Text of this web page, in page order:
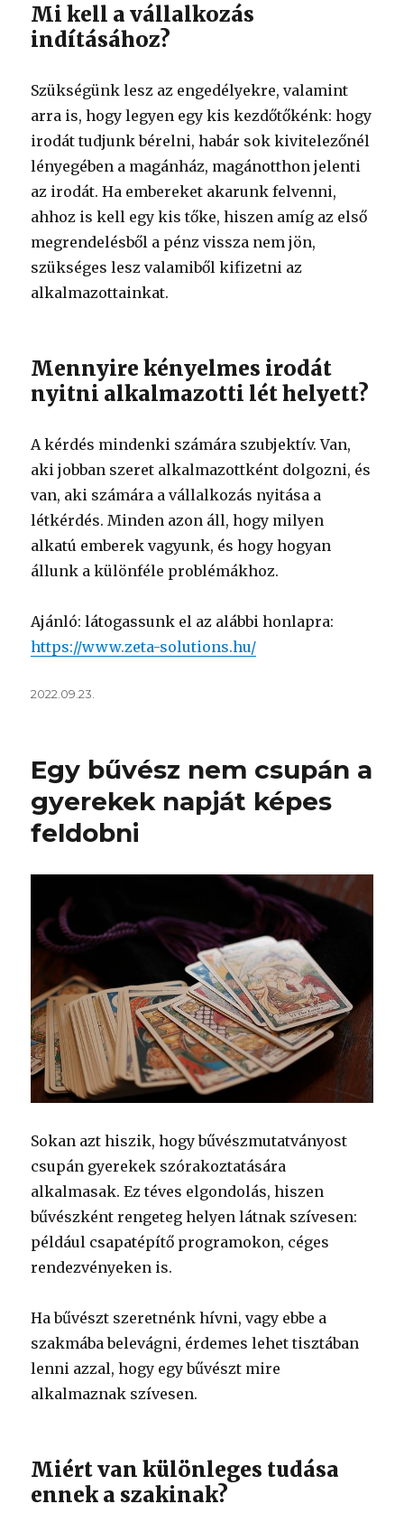
Mi kell a vállalkozás
indításához?
Szükségünk lesz az engedélyekre, valamint
arra is, hogy legyen egy kis kezdőtőkénk: hogy
irodát tudjunk bérelni, habár sok kivitelezőnél
lényegében a magánház, magánotthon jelenti
az irodát. Ha embereket akarunk felvenni,
ahhoz is kell egy kis tőke, hiszen amíg az első
megrendelésből a pénz vissza nem jön,
szükséges lesz valamiből kifizetni az
alkalmazottainkat.
Mennyire kényelmes irodát
nyitni alkalmazotti lét helyett?
A kérdés mindenki számára szubjektív. Van,
aki jobban szeret alkalmazottként dolgozni, és
van, aki számára a vállalkozás nyitása a
létkérdés. Minden azon áll, hogy milyen
alkatú emberek vagyunk, és hogy hogyan
állunk a különféle problémákhoz.
Ajánló: látogassunk el az alábbi honlapra:
https://www.zeta-solutions.hu/
Közzétéve
2022.09.23.
Egy bűvész nem csupán a
gyerekek napját képes
feldobni
Sokan azt hiszik, hogy bűvészmutatványost
csupán gyerekek szórakoztatására
alkalmasak. Ez téves elgondolás, hiszen
bűvészként rengeteg helyen látnak szívesen:
például csapatépítő programokon, céges
rendezvényeken is.
Ha bűvészt szeretnénk hívni, vagy ebbe a
szakmába belevágni, érdemes lehet tisztában
lenni azzal, hogy egy bűvészt mire
alkalmaznak szívesen.
Miért van különleges tudása
ennek a szakinak?